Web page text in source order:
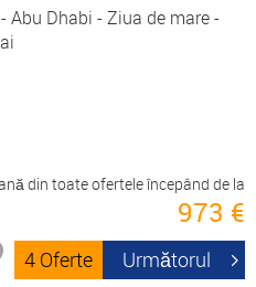
Abu Dhabi - Ziua de mare -
din toate ofertele începând de la
973 €
4 Oferte Următorul